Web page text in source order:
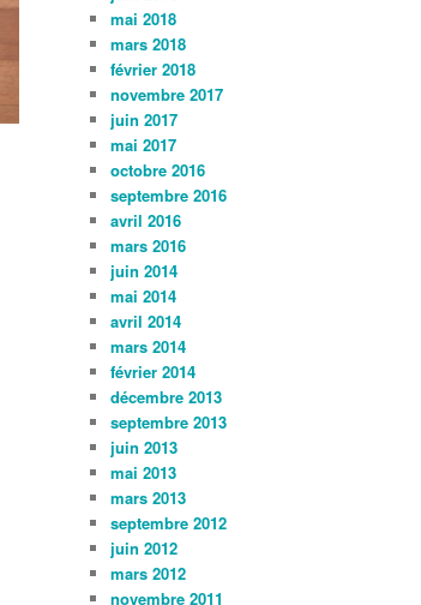
mai 2018
mars 2018
février 2018
novembre 2017
juin 2017
mai 2017
octobre 2016
septembre 2016
avril 2016
mars 2016
juin 2014
mai 2014
avril 2014
mars 2014
février 2014
décembre 2013
septembre 2013
juin 2013
mai 2013
mars 2013
septembre 2012
juin 2012
mars 2012
novembre 2011